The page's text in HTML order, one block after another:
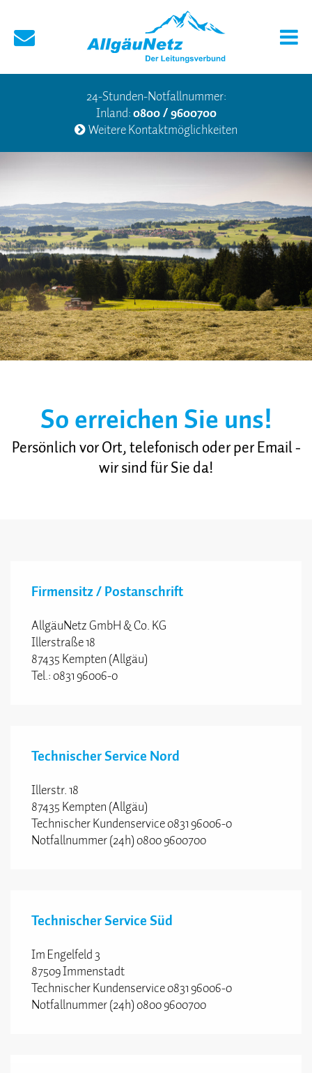
24-Stunden-Notfallnummer:
Inland:0800 / 9600700
Weitere Kontaktmöglichkeiten
So erreichen Sie uns!
Persönlich vor Ort, telefonisch oder per Email -
wir sind für Sie da!
Firmensitz / Postanschrift
AllgäuNetz GmbH & Co. KG
Illerstraße 18
87435 Kempten (Allgäu)
Tel.: 0831 96006-0
Technischer Service Nord
Illerstr. 18
87435 Kempten (Allgäu)
Technischer Kundenservice 0831 96006-0
Notfallnummer (24h) 0800 9600700
Technischer Service Süd
Im Engelfeld 3
87509 Immenstadt
Technischer Kundenservice 0831 96006-0
Notfallnummer (24h) 0800 9600700